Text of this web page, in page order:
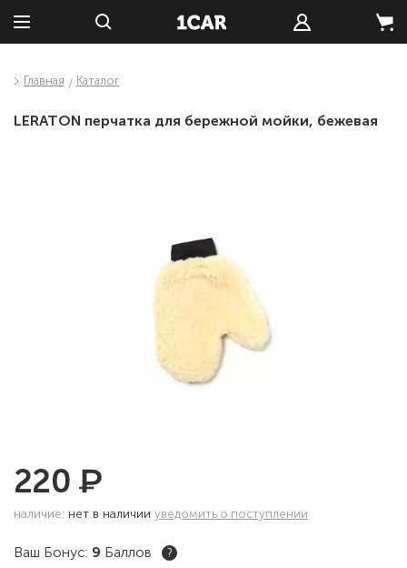
Главная Каталог
LERATON перчатка для бережной мойки, бежевая
220 ₽
наличие: нет в наличии уведомить о поступлении
Ваш Бонус: 9 Баллов ?